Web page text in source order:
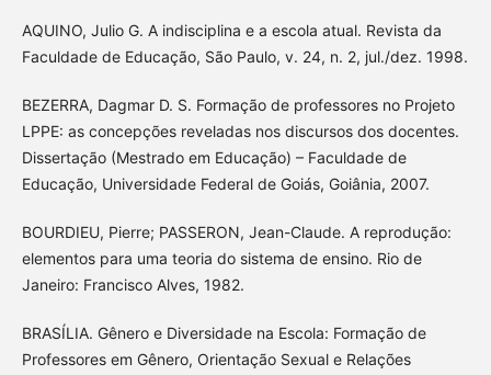
AQUINO, Julio G. A indisciplina e a escola atual. Revista da
Faculdade de Educação, São Paulo, v. 24, n. 2, jul./dez. 1998.
BEZERRA, Dagmar D. S. Formação de professores no Projeto
LPPE: as concepções reveladas nos discursos dos docentes.
Dissertação (Mestrado em Educação) – Faculdade de
Educação, Universidade Federal de Goiás, Goiânia, 2007.
BOURDIEU, Pierre; PASSERON, Jean-Claude. A reprodução:
elementos para uma teoria do sistema de ensino. Rio de
Janeiro: Francisco Alves, 1982.
BRASÍLIA. Gênero e Diversidade na Escola: Formação de
Professores em Gênero, Orientação Sexual e Relações